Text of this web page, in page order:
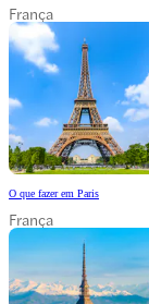
França
O que fazer em Paris
França